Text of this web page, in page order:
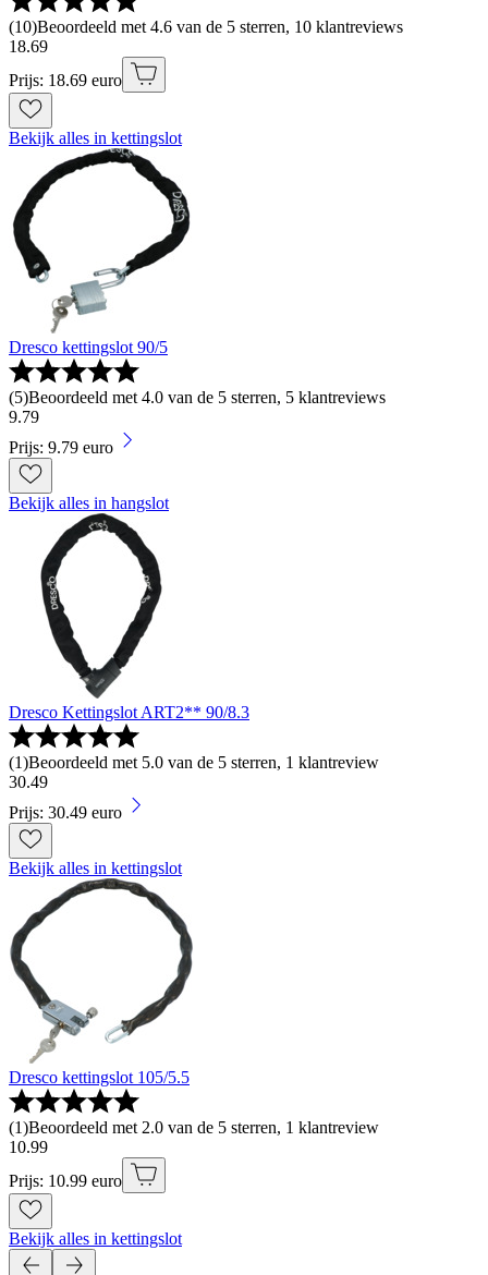
(10)Beoordeeld met 4.6 van de 5 sterren, 10 klantreviews
18.69
Prijs: 18.69 euro
Bekijk alles in kettingslot
Dresco kettingslot 90/5
(5)Beoordeeld met 4.0 van de 5 sterren, 5 klantreviews
9.79
Prijs: 9.79 euro
Bekijk alles in hangslot
Dresco Kettingslot ART2** 90/8.3
(1)Beoordeeld met 5.0 van de 5 sterren, 1 klantreview
30.49
Prijs: 30.49 euro
Bekijk alles in kettingslot
Dresco kettingslot 105/5.5
(1)Beoordeeld met 2.0 van de 5 sterren, 1 klantreview
10.99
Prijs: 10.99 euro
Bekijk alles in kettingslot